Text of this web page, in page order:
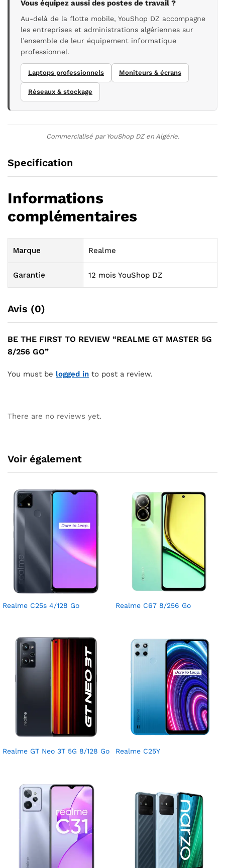
Vous équipez aussi des postes de travail ?
Au-delà de la flotte mobile, YouShop DZ accompagne
les entreprises et administrations algériennes sur
l’ensemble de leur équipement informatique
professionnel.
Laptops professionnels Moniteurs & écrans
Réseaux & stockage
Commercialisé par YouShop DZ en Algérie.
Specification
Informations
complémentaires
Marque Realme
Garantie 12 mois YouShop DZ
Avis (0)
BE THE FIRST TO REVIEW “REALME GT MASTER 5G
8/256 GO”
You must be logged in to post a review.
There are no reviews yet.
Voir également
Realme C25s 4/128 Go Realme C67 8/256 Go
Realme GT Neo 3T 5G 8/128 Go Realme C25Y